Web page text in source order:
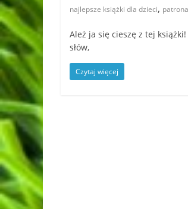
najlepsze książki dla dzieci,
Ależ ja się cieszę z tej
słów,
Czytaj więcej